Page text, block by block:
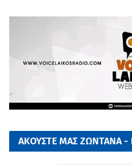
ΑΚΟΥΣΤΕ ΜΑΣ ΖΩΝΤΑΝΑ -